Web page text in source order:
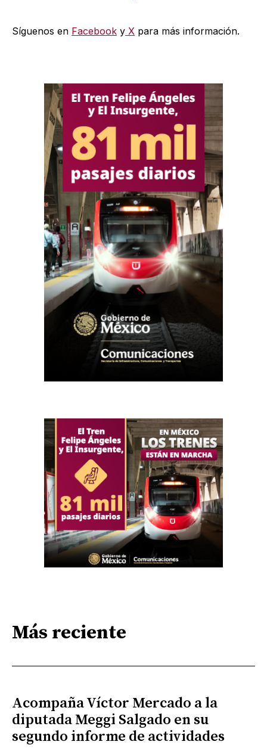
Síguenos en Facebook y X para más información.
Más reciente
Acompaña Víctor Mercado a la
diputada Meggi Salgado en su
segundo informe de actividades